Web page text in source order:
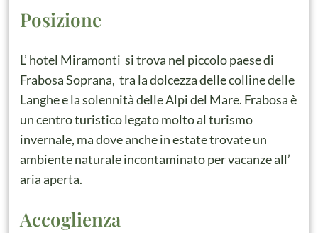
Posizione
L’ hotel Miramonti si trova nel piccolo paese di
Frabosa Soprana, tra la dolcezza delle colline delle
Langhe e la solennità delle Alpi del Mare. Frabosa è
un centro turistico legato molto al turismo
invernale, ma dove anche in estate trovate un
ambiente naturale incontaminato per vacanze all’
aria aperta.
Accoglienza